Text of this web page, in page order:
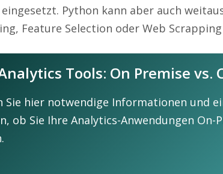
Python kann aber auch
Feature Selection oder Web
Tools: On Premise vs.
Sie hier notwendige Informationen und
ob Sie Ihre Analytics-Anwendungen